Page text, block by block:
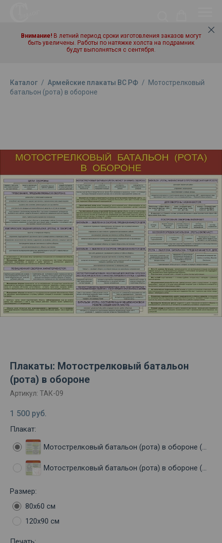
Внимание! В летний период сроки изготовления заказов могут
быть увеличены. Работы по натяжке холста на подрамник
будут выполняться с сентября.
Каталог / Армейские плакаты ВС РФ /
Мотострелковый
батальон (рота) в обороне
Плакаты: Мотострелковый батальон
(рота) в обороне
Артикул: ТАК-09
1 500 руб.
Плакат:
Мотострелковый батальон (рота) в обороне (часть 1)
Мотострелковый батальон (рота) в обороне (часть 2)
Размер:
80х60 см
120х90 см